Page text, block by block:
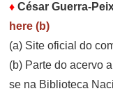
♦César Guerra-
here (b)
(a) Site oficial do
(b) Parte do acervo
se na Biblioteca